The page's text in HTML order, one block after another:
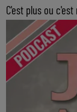
C'est plus ou